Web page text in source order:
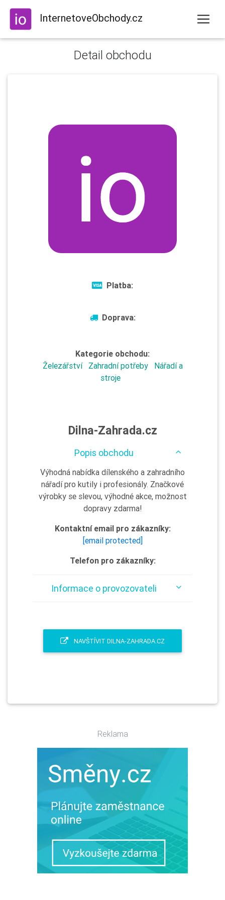
InternetoveObchody.cz
Detail obchodu
Platba:
Doprava:
Kategorie obchodu:
Železářství
Zahradní potřeby
Nářadí a
stroje
Dilna-Zahrada.cz
Popis obchodu
Výhodná nabídka dílenského a zahradního
nářadí pro kutily i profesionály. Značkové
výrobky se slevou, výhodné akce, možnost
dopravy zdarma!
Kontaktní email pro zákazníky:
[email protected]
Telefon pro zákazníky:
Informace o provozovateli
NAVŠTÍVIT DILNA-ZAHRADA.CZ
Reklama